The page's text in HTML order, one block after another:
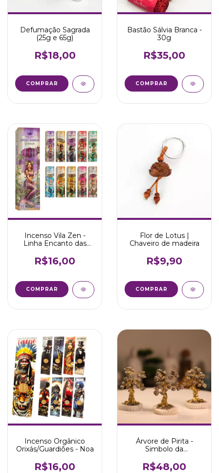
Defumação Sagrada
(25g e 65g)
R$18,00
COMPRAR
Bastão Sálvia Branca -
30g
R$35,00
COMPRAR
Incenso Vila Zen -
Linha Encanto das
R$16,00
COMPRAR
Flor de Lotus |
Chaveiro de madeira
R$9,90
Incenso Orgânico
Orixás/Guardiões - Noa
R$16,00
Árvore de Pirita -
Simbolo da
R$48,00